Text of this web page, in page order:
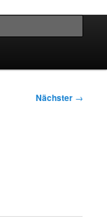
Nächster →